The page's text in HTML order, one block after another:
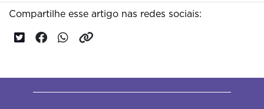
Compartilhe esse artigo nas redes sociais: